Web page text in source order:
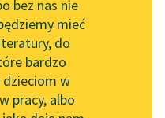
API
OAI-PMH
Widget Wolnych Lektur
bez nas nie
mieć
do
bardzo
dzieciom w
pracy, albo
A niemało ich
— mówił dalej
— Wielkie
i wielka
szczęśliwość dla